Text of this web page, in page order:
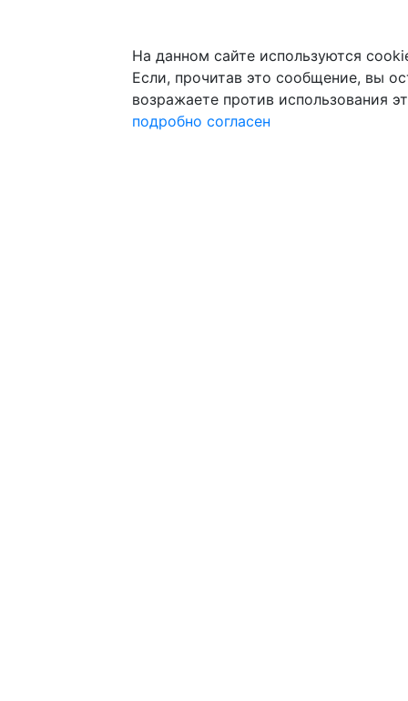
На данном сайте используются
Если, прочитав это сообщение, вы
возражаете против использования
подробно согласен